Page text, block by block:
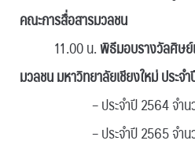
คณะการสื่อสารมวลชน
11.00 น.พิธีมอบรางวัลศิษย์
มวลชน มหาวิทยาลัยเชียงใหม่ ประ
– ประจำปี 2564 จำนวน
– ประจำปี 2565 จำนวน